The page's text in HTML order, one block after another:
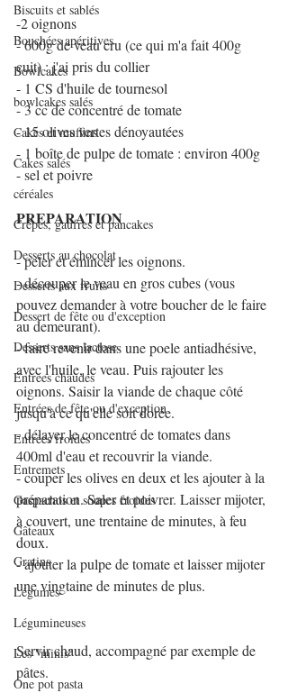
Biscuits et sablés
Bouchées apéritives
Bowlcakes
bowlcakes salés
Cakes et muffins
Cakes salés
céréales
Crêpes, gaufres et pancakes
Desserts au chocolat
Desserts aux fruits
Dessert de fête ou d'exception
Desserts sans lactose
Entrées chaudes
Entrées de fête ou d'exception
Entrées froides
Entremets
Gaspachos et soupes froides
Gâteaux
Gratins
Légumes
Légumineuses
Les "minis"
One pot pasta
-2 oignons
- 600g de veau cru (ce qui m'a fait 400g
cuit) : j'ai pris du collier
- 1 CS d'huile de tournesol
- 3 cc de concentré de tomate
- 15 olives vertes dénoyautées
- 1 boîte de pulpe de tomate : environ 400g
- sel et poivre
PREPARATION
- peler et émincer les oignons.
- découper le veau en gros cubes (vous
pouvez demander à votre boucher de le faire
au demeurant).
- faire revenir dans une poele antiadhésive,
avec l'huile, le veau. Puis rajouter les
oignons. Saisir la viande de chaque côté
jusqu'à ce qu'elle soit dorée.
- délayer le concentré de tomates dans
400ml d'eau et recouvrir la viande.
- couper les olives en deux et les ajouter à la
préparation. Saler et poivrer. Laisser mijoter,
à couvert, une trentaine de minutes, à feu
doux.
- ajouter la pulpe de tomate et laisser mijoter
une vingtaine de minutes de plus.
Servir chaud, accompagné par exemple de
pâtes.